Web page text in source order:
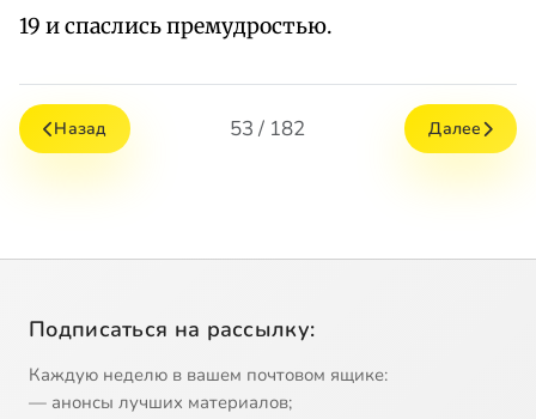
19 и спаслись премудростью.
Назад 53 / 182 Далее
Подписаться на рассылку:
Каждую неделю в вашем почтовом ящике:
— анонсы лучших материалов;